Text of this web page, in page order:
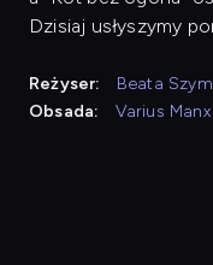
Dzisiaj usłyszymy
Reżyser:
Beata
Obsada:
Varius